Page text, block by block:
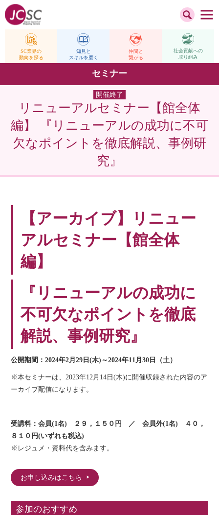
SC業界の
動向を探る
知見と
スキルを磨く
仲間と
繋がる
社会貢献への
取り組み
セミナー
開催終了
リニューアルセミナー【館全体
編】 『リニューアルの成功に不可
欠なポイントを徹底解説、事例研
究』
【アーカイブ】リニュー
アルセミナー【館全体
編】
『リニューアルの成功に
不可欠なポイントを徹底
解説、事例研究』
公開期間：2024年2月29日(木)～2024年11月30日（土）
※本セミナーは、2023年12月14日(木)に開催収録された内容のア
ーカイブ配信になります。
受講料：会員(1名) ２９，１５０円 ／ 会員外(1名) ４０，
８１０円(いずれも税込)
※レジュメ・資料代を含みます。
お申し込みはこちら
参加のおすすめ